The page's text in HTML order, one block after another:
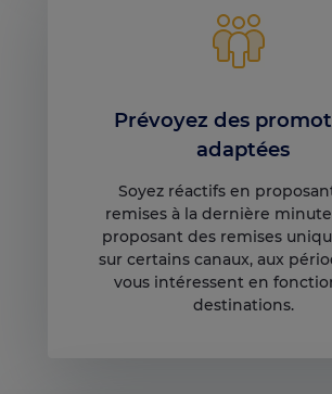
Prévoyez des
adaptées
Soyez réactifs en
remises à la dernière
proposant des remises
sur certains canaux, aux
vous intéressent en
destinations.